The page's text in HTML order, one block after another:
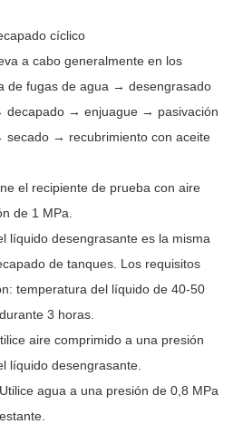
cíclico
a cabo generalmente en los
de fugas de agua → desengrasado
decapado → enjuague → pasivación
→ recubrimiento con aceite
el recipiente de prueba con aire
de 1 MPa.
líquido desengrasante es la misma
de tanques. Los requisitos
temperatura del líquido de 40-50
3 horas.
aire comprimido a una presión
líquido desengrasante.
agua a una presión de 0,8 MPa